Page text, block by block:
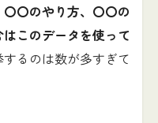
〇〇のやり方、〇〇の
このデータを使って
るのは数が多すぎて